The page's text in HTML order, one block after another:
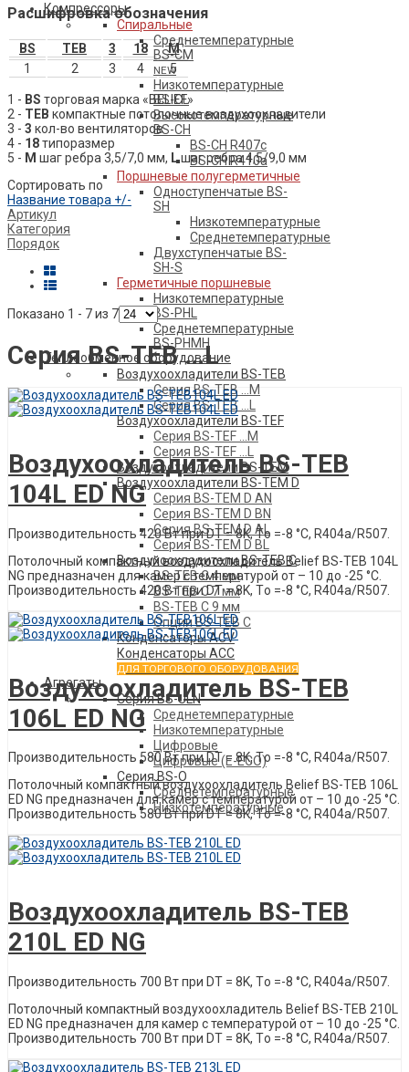
Компрессоры
Спиральные
Среднетемпературные
BS-CM
NEW
Низкотемпературные
BS-CL
Высокотемпературные
BS-CH
BS-CH R407c
BS-CH R410a
Поршневые полугерметичные
Одноступенчатые BS-
SH
Низкотемпературные
Среднетемпературные
Двухступенчатые BS-
SH-S
Герметичные поршневые
Низкотемпературные
BS-PHL
Среднетемпературные
BS-PHMH
Теплообменное оборудование
Воздухоохладители BS-TEB
Серия BS-TEB …М
Серия BS-TEB …L
Воздухоохладители BS-TEF
Серия BS-TEF …М
Серия BS-TEF …L
Воздухоохладители BS-TEM
Воздухоохладители BS-TEM D
Серия BS-TEM D AN
Серия BS-TEM D BN
Серия BS-TEM D AL
Серия BS-TEM D BL
Воздухоохладители BS-TEB C
BS-TEB C 4 мм
BS-TEB C 7 мм
BS-TEB C 9 мм
Опции BS-TEB C
Конденсаторы АСV
Конденсаторы ACC
ДЛЯ ТОРГОВОГО ОБОРУДОВАНИЯ
Агрегаты
Серия BS-ULN
Среднетемпературные
Низкотемпературные
Цифровые
Цифровые (E-ECO)
Серия BS-O
Среднетемпературные
Низкотемпературные
Расшифровка обозначения
BS TEВ 3 18
M
1
2 3 4 5
1 - BS торговая марка «BELIEF»
2 - TEВ компактные потолочные воздухоохладители
3 - 3 кол-во вентиляторов
4 - 18типоразмер
5 - M шаг ребра 3,5/7,0 мм, Lшаг ребра 4,5/9,0 мм
Сортировать по
Название товара +/-
Артикул
Категория
Порядок
Показано 1 - 7 из 7
Серия BS-TEB …L
Воздухоохладитель BS-TEB
104L ED NG
Производительность 420 Вт при DT = 8K, Tо =-8 °C, R404a/R507.
Потолочный компактный воздухоохладитель Belief ВS-ТЕВ 104L
NG предназначен для камер с температурой от – 10 до -25 °С.
Производительность 420 Вт при DT = 8K, Tо =-8 °C, R404a/R507.
Воздухоохладитель BS-TEB
106L ED NG
Производительность 580 Вт при DT = 8K, Tо =-8 °C, R404a/R507.
Потолочный компактный воздухоохладитель Belief ВS-ТЕВ 106L
ED NG предназначен для камер с температурой от – 10 до -25 °С.
Производительность 580 Вт при DT = 8K, Tо =-8 °C, R404a/R507.
Воздухоохладитель BS-TEB
210L ED NG
Производительность 700 Вт при DT = 8K, Tо =-8 °C, R404a/R507.
Потолочный компактный воздухоохладитель Belief ВS-ТЕВ 210L
ED NG предназначен для камер с температурой от – 10 до -25 °С.
Производительность 700 Вт при DT = 8K, Tо =-8 °C, R404a/R507.